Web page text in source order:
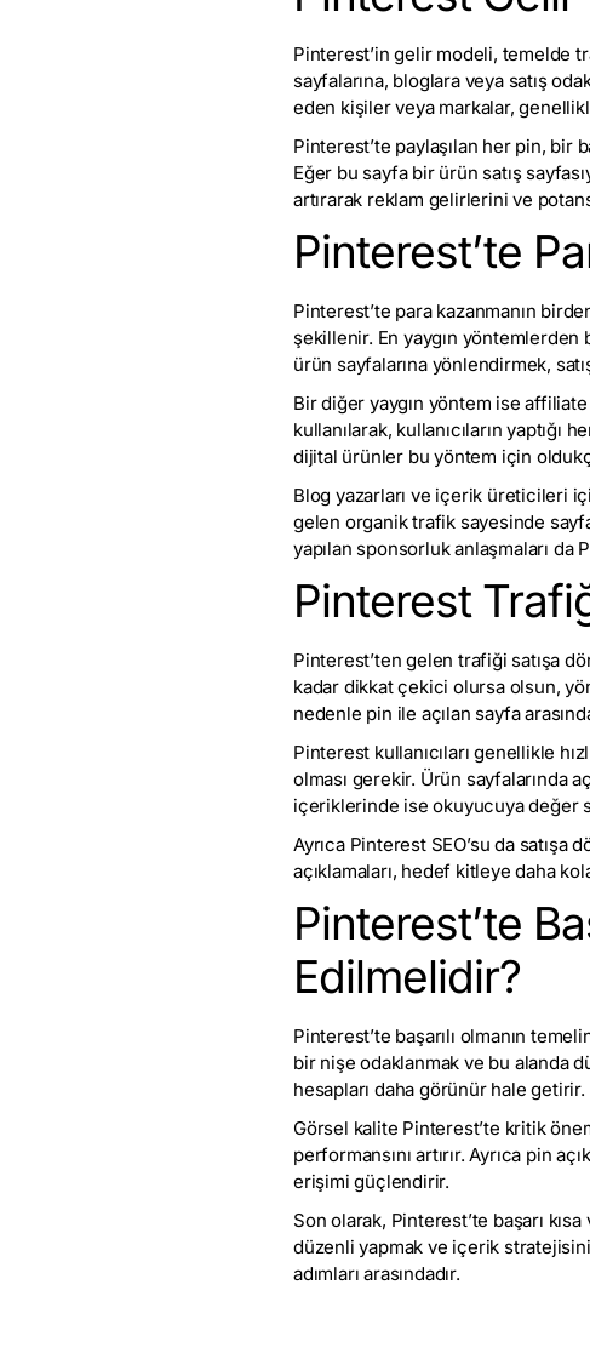
Pinterest’in gelir modeli, temelde
sayfalarına, bloglara veya satış
eden kişiler veya markalar,
Pinterest’te paylaşılan her pin, bir
Eğer bu sayfa bir ürün satış
artırarak reklam gelirlerini ve
Pinterest’te
Pinterest’te para kazanmanın
şekillenir. En yaygın
ürün sayfalarına yönlendirmek,
Bir diğer yaygın yöntem ise
kullanılarak, kullanıcıların
dijital ürünler bu yöntem için
Blog yazarları ve içerik üreticileri
gelen organik trafik sayesinde
yapılan sponsorluk anlaşmaları
Pinterest
Pinterest’ten gelen trafiği satışa
kadar dikkat çekici olursa olsun,
nedenle pin ile açılan sayfa
Pinterest kullanıcıları genellikle
olması gerekir. Ürün sayfalarında
içeriklerinde ise okuyucuya değer
Ayrıca Pinterest SEO’su da
açıklamaları, hedef kitleye daha
Pinterest’te
Edilmelidir?
Pinterest’te başarılı olmanın
bir nişe odaklanmak ve bu alanda
hesapları daha görünür hale getirir.
Görsel kalite Pinterest’te kritik
performansını artırır. Ayrıca pin
erişimi güçlendirir.
Son olarak, Pinterest’te başarı
düzenli yapmak ve içerik
adımları arasındadır.